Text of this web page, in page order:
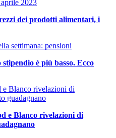
dei prodotti alimentari, i
è più basso. Ecco
e Blanco rivelazioni di